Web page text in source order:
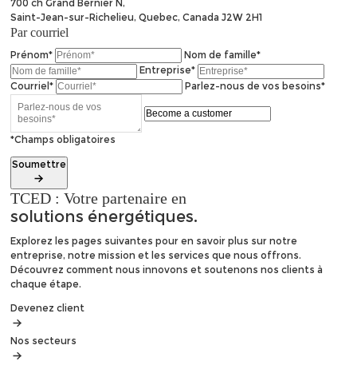
700 ch Grand Bernier N,
Saint-Jean-sur-Richelieu, Quebec, Canada J2W 2H1
Par courriel
Prénom*
Nom de famille*
Entreprise*
Courriel*
Parlez-nous de vos besoins*
*Champs obligatoires
Soumettre
TCED : Votre partenaire en
solutions énergétiques.
Explorez les pages suivantes pour en savoir plus sur notre
entreprise, notre mission et les services que nous offrons.
Découvrez comment nous innovons et soutenons nos clients à
chaque étape.
Devenez client
Nos secteurs